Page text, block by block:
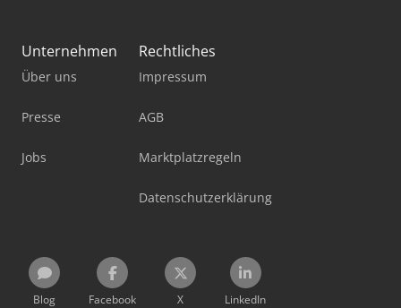
Unternehmen
Über uns
Presse
Jobs
Rechtliches
Impressum
AGB
Marktplatzregeln
Datenschutzerklärung
Blog Facebook X LinkedIn